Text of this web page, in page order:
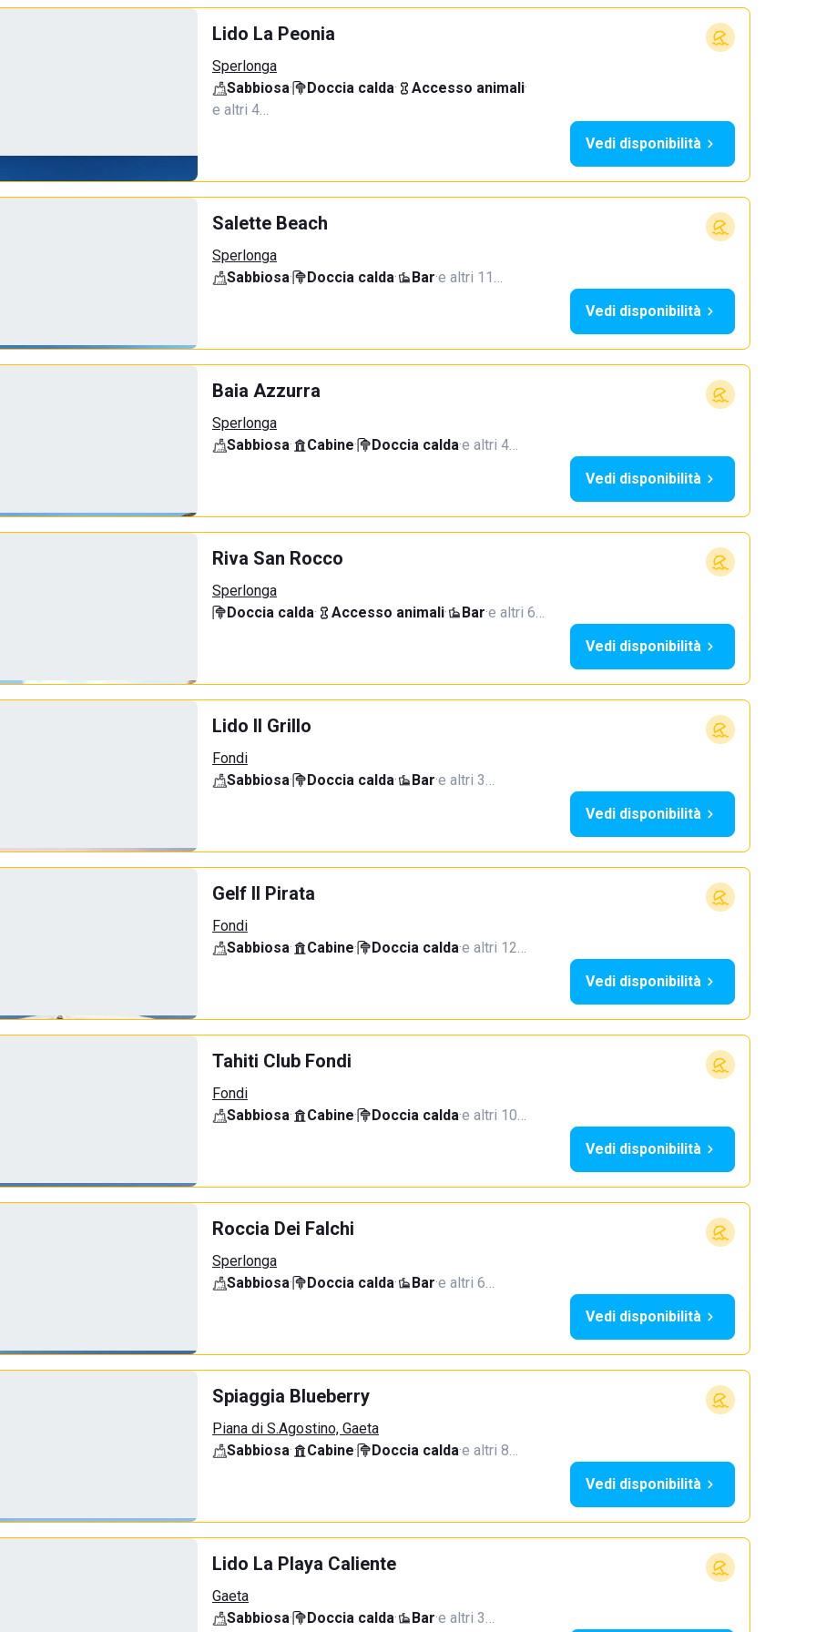
Lido La Peonia
Sperlonga
Sabbiosa· Doccia calda· Accesso animali·
e altri 4…
Vedi disponibilità
Salette Beach
Sperlonga
Sabbiosa· Doccia calda· Bar·e altri 11…
Vedi disponibilità
Baia Azzurra
Sperlonga
Sabbiosa· Cabine· Doccia calda·e altri 4…
Vedi disponibilità
Riva San Rocco
Sperlonga
Doccia calda· Accesso animali· Bar·e altri 6…
Vedi disponibilità
Lido Il Grillo
Fondi
Sabbiosa· Doccia calda· Bar·e altri 3…
Vedi disponibilità
Gelf Il Pirata
Fondi
Sabbiosa· Cabine· Doccia calda·e altri 12…
Vedi disponibilità
Tahiti Club Fondi
Fondi
Sabbiosa· Cabine· Doccia calda·e altri 10…
Vedi disponibilità
Roccia Dei Falchi
Sperlonga
Sabbiosa· Doccia calda· Bar·e altri 6…
Vedi disponibilità
Spiaggia Blueberry
Piana di S.Agostino, Gaeta
Sabbiosa· Cabine· Doccia calda·e altri 8…
Vedi disponibilità
Lido La Playa Caliente
Gaeta
Sabbiosa· Doccia calda· Bar·e altri 3…